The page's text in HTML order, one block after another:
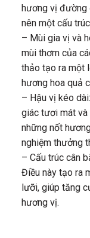
hương vị đường
nên một cấu
– Mùi gia vị và
mùi thơm của
thảo tạo ra một
hương hoa quả
– Hậu vị kéo
giác tươi mát
những nốt
nghiệm thưởng
– Cấu trúc cân
Điều này tạo ra
lưỡi, giúp tăng
hương vị.